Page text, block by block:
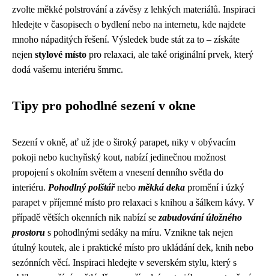
zvolte měkké polstrování a závěsy z lehkých materiálů. Inspiraci
hledejte v časopisech o bydlení nebo na internetu, kde najdete
mnoho nápaditých řešení. Výsledek bude stát za to – získáte
nejen stylové místo pro relaxaci, ale také originální prvek, který
dodá vašemu interiéru šmrnc.
Tipy pro pohodlné sezení v okne
Sezení v okně, ať už jde o široký parapet, niky v obývacím
pokoji nebo kuchyňský kout, nabízí jedinečnou možnost
propojení s okolním světem a vnesení denního světla do
interiéru. Pohodlný polštářnebo měkká deka promění i úzký
parapet v příjemné místo pro relaxaci s knihou a šálkem kávy. V
případě větších okenních nik nabízí se zabudování úložného
prostoru s pohodlnými sedáky na míru. Vznikne tak nejen
útulný koutek, ale i praktické místo pro ukládání dek, knih nebo
sezónních věcí. Inspiraci hledejte v severském stylu, který s